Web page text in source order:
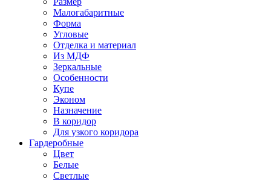
Малогабаритные
Форма
Угловые
Отделка и материал
Из МДФ
Зеркальные
Особенности
Купе
Эконом
Назначение
В коридор
Для узкого коридора
Гардеробные
Цвет
Белые
Светлые